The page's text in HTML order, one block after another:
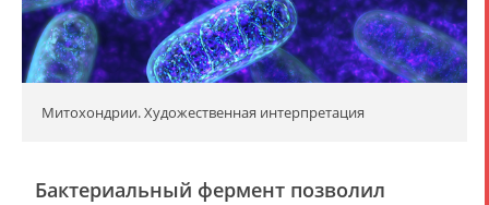
Митохондрии. Художественная интерпретация
Бактериальный фермент позволил